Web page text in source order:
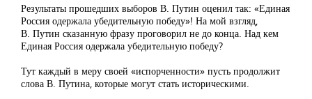
Результаты прошедших выборов В. Путин оценил так: «Единая
Россия одержала убедительную победу»! На мой взгляд,
В. Путин сказанную фразу проговорил не до конца. Над кем
Единая Россия одержала убедительную победу?
Тут каждый в меру своей «испорченности» пусть продолжит
слова В. Путина, которые могут стать историческими.